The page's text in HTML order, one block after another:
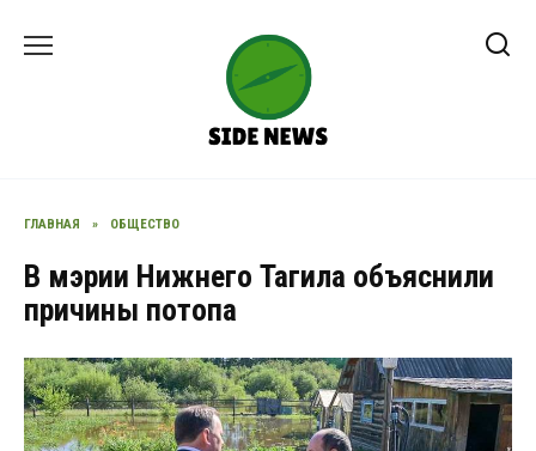
ГЛАВНАЯ » ОБЩЕСТВО
В мэрии Нижнего Тагила объяснили
причины потопа